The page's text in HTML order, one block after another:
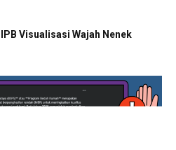
Visualisasi Wajah Nenek